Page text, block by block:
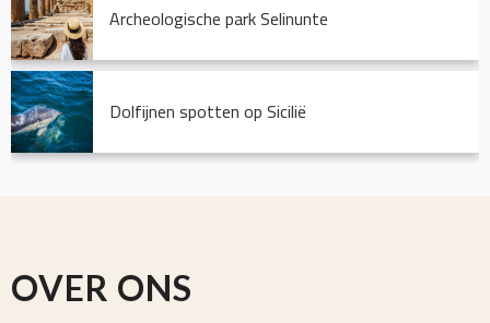
Archeologische park Selinunte
Dolfijnen spotten op Sicilië
OVER ONS